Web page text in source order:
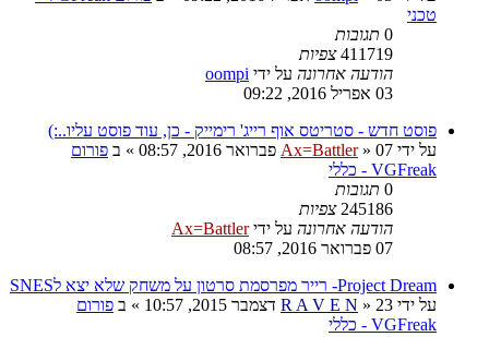
טכני
0 תגובות
411719 צפיות
הודעה אחרונה על ידי oompi
03 אפריל 2016, 09:22
פוסט חדש - סטריטס אוף רייג' רימייק - כן, עוד פוסט עליו..:)
על ידי
Ax=Battler» 07 פברואר 2016, 08:57 » ב פורום
VGFreak - כללי
0 תגובות
245186 צפיות
הודעה אחרונה על ידיAx=Battler
07 פברואר 2016, 08:57
Project Dream- רייר מפרסמת סרטון על משחק שלא יצא לSNES
על ידי
R A V E N » 23 דצמבר 2015, 10:57 » ב פורום
VGFreak - כללי